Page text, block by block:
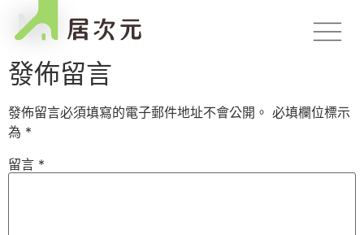
M1
發佈留言
發佈留言必須填寫的電子郵件地址不會公開。 必填欄位標示
為 *
留言 *